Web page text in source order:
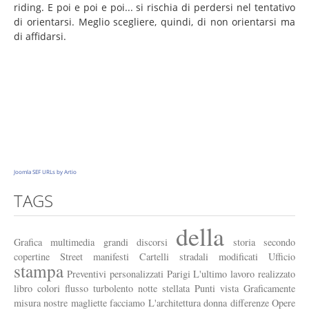
I nostri clienti
Scrivici
riding. E poi e poi e poi... si rischia di perdersi nel tentativo
di orientarsi. Meglio scegliere, quindi, di non orientarsi ma
di affidarsi.
Joomla SEF URLs by Artio
TAGS
Grafica multimedia grandi discorsi della storia
secondo
copertine
Street manifesti Cartelli stradali modificati Ufficio
stampa Preventivi personalizzati Parigi L'ultimo lavoro realizzato
libro colori flusso turbolento notte stellata Punti vista Graficamente
misura nostre magliette facciamo L'architettura donna differenze Opere